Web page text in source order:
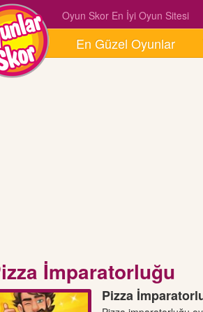
En Güzel Oyunlar
Oyun Skor En İyi Oyun Sitesi
İmparatorluğu
Pizza